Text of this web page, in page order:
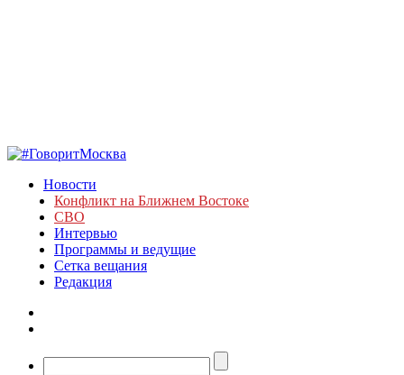
Новости
Конфликт на Ближнем Востоке
СВО
Интервью
Программы и ведущие
Сетка вещания
Редакция